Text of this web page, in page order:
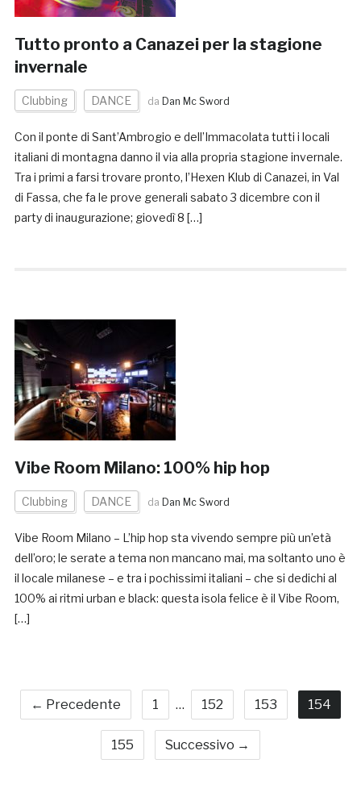
Tutto pronto a Canazei per la stagione
invernale
Clubbing DANCE da Dan Mc Sword
Con il ponte di Sant’Ambrogio e dell’Immacolata tutti i locali
italiani di montagna danno il via alla propria stagione invernale.
Tra i primi a farsi trovare pronto, l’Hexen Klub di Canazei, in Val
di Fassa, che fa le prove generali sabato 3 dicembre con il
party di inaugurazione; giovedì 8 […]
Vibe Room Milano: 100% hip hop
Clubbing DANCE da Dan Mc Sword
Vibe Room Milano – L’hip hop sta vivendo sempre più un’età
dell’oro; le serate a tema non mancano mai, ma soltanto uno è
il locale milanese – e tra i pochissimi italiani – che si dedichi al
100% ai ritmi urban e black: questa isola felice è il Vibe Room,
[…]
← Precedente 1 … 152 153 154
155 Successivo →